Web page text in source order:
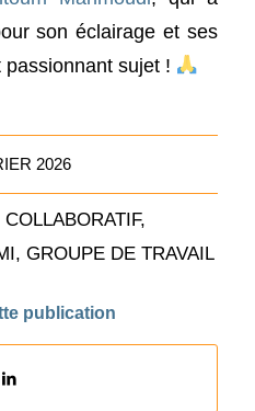
son éclairage et ses
sujet !
2026
COLLABORATIF,
, GROUPE DE TRAVAIL
publication